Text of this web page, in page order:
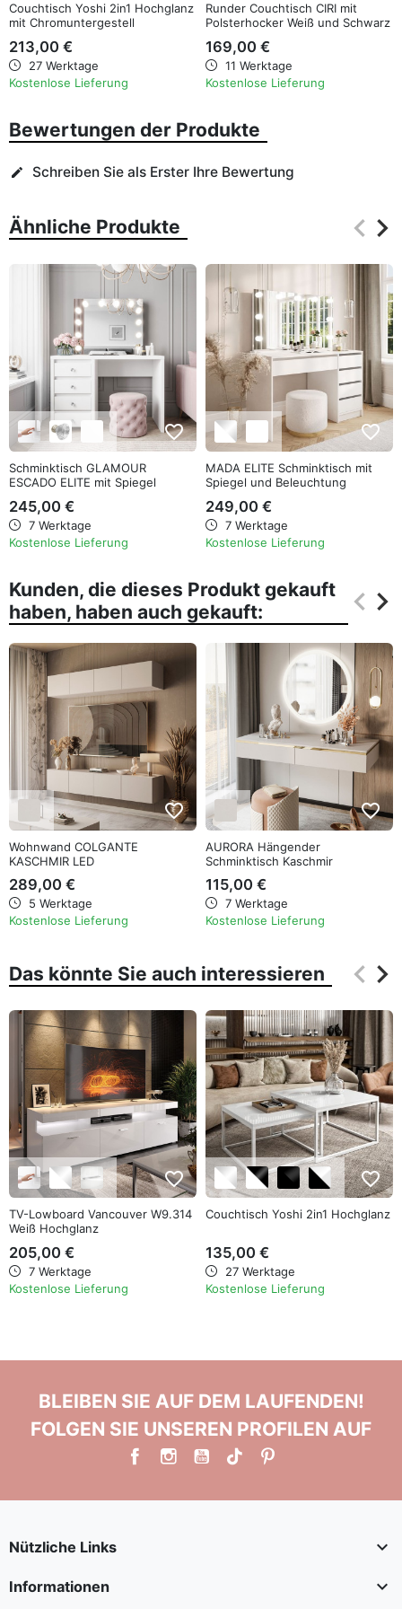
Couchtisch Yoshi 2in1 Hochglanz
mit Chromuntergestell
213,00 €
27 Werktage
Kostenlose Lieferung
Runder Couchtisch CIRI mit
Polsterhocker Weiß und Schwarz
169,00 €
11 Werktage
Kostenlose Lieferung
Bewertungen der Produkte
edit Schreiben Sie als Erster Ihre Bewertung
Ähnliche Produkte keyboard_arrow_left
keyboard_arrow_right
favorite_border
Schminktisch GLAMOUR
ESCADO ELITE mit Spiegel
245,00 €
7 Werktage
Kostenlose Lieferung
favorite_border
MADA ELITE Schminktisch mit
Spiegel und Beleuchtung
249,00 €
7 Werktage
Kostenlose Lieferung
Kunden, die dieses Produkt gekauft
haben, haben auch gekauft:
keyboard_arrow_left
keyboard_arrow_right
favorite_border
Wohnwand COLGANTE
KASCHMIR LED
289,00 €
5 Werktage
Kostenlose Lieferung
favorite_border
AURORA Hängender
Schminktisch Kaschmir
115,00 €
7 Werktage
Kostenlose Lieferung
Das könnte Sie auch interessieren keyboard_arrow_left
keyboard_arrow_right
favorite_border
TV-Lowboard Vancouver W9.314
Weiß Hochglanz
205,00 €
7 Werktage
Kostenlose Lieferung
favorite_border
Couchtisch Yoshi 2in1 Hochglanz
135,00 €
27 Werktage
Kostenlose Lieferung
BLEIBEN SIE AUF DEM LAUFENDEN!
FOLGEN SIE UNSEREN PROFILEN AUF
Nützliche Links 
Informationen 